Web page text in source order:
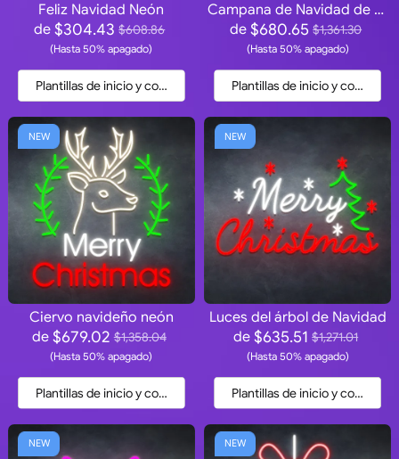
Feliz Navidad Neón
de $304.43 $608.86
(Hasta 50% apagado)
Plantillas de inicio y cotización
Campana de Navidad de neón
de $680.65 $1,361.30
(Hasta 50% apagado)
Plantillas de inicio y cotización
NEW
Ciervo navideño neón
de$679.02 $1,358.04
(Hasta 50% apagado)
Plantillas de inicio y cotización
NEW
Luces del árbol de Navidad
de $635.51 $1,271.01
(Hasta 50% apagado)
Plantillas de inicio y cotización
NEW NEW